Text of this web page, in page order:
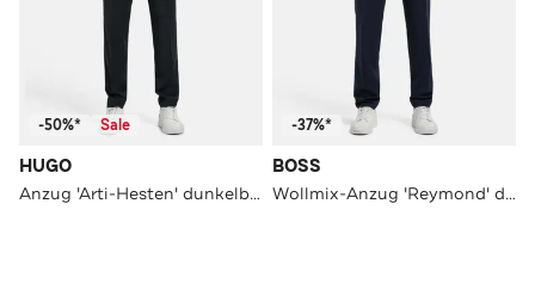
-50%* Sale
HUGO
Anzug 'Arti-Hesten' dunkelblau
-37%*
BOSS
Wollmix-Anzug 'Reymond' dunkelblau